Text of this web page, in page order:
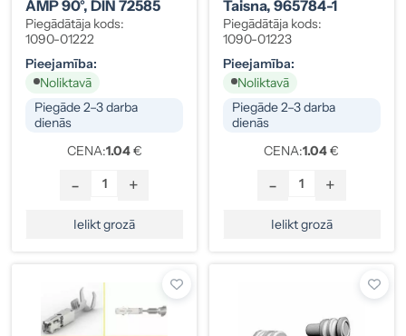
AMP 90°, DIN 72585
Piegādātāja kods:
1090-01222
Pieejamība:
Noliktavā
Piegāde 2–3 darba
dienās
CENA:1.04€
- +
Ielikt grozā
Taisna, 965784-1
Piegādātāja kods:
1090-01223
Pieejamība:
Noliktavā
Piegāde 2–3 darba
dienās
CENA:1.04€
- +
Ielikt grozā